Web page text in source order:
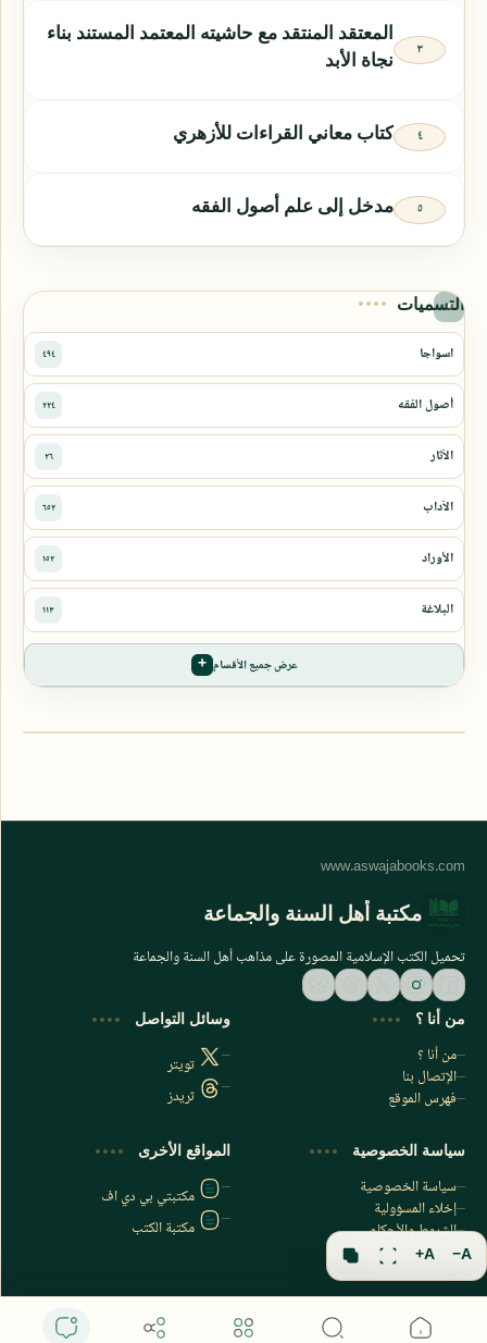
المعتقد المنتقد مع حاشيته المعتمد المستند بناء
نجاة الأبد
كتاب معاني القراءات للأزهري
مدخل إلى علم أصول الفقه
التسميات
عرض جميع الأقسام
اشترك الآن
اشترك في قناتنا على تليجرام
مكتبة أهل السنة والجماعة
تحميل الكتب الإسلامية المصورة على مذاهب أهل السنة والجماعة
من أنا ؟
من أنا ؟
الإتصال بنا
فهرس الموقع
وسائل التواصل
تويتر
ثريدز
سياسة الخصوصية
سياسة الخصوصية
إخلاء المسؤولية
الشروط والأحكام
فهرس الموقع
المواقع الأخرى
مكتبتي بي دي اف
مكتبة الكتب
A−
A+